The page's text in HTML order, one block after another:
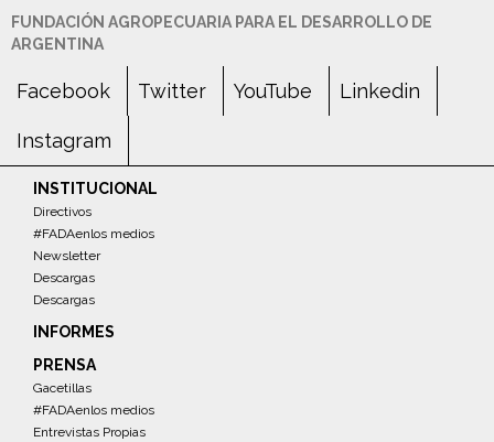
FUNDACIÓN AGROPECUARIA PARA EL DESARROLLO DE
ARGENTINA
Facebook Twitter YouTube Linkedin
Instagram
INSTITUCIONAL
Directivos
#FADAenlos medios
Newsletter
Descargas
Descargas
INFORMES
PRENSA
Gacetillas
#FADAenlos medios
Entrevistas Propias